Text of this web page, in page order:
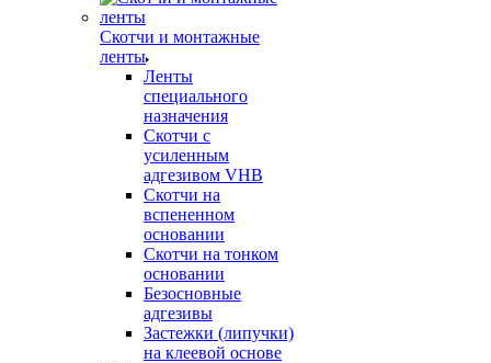
Скотчи и монтажные
ленты
Ленты
специального
назначения
Скотчи с
усиленным
адгезивом VHB
Скотчи на
вспененном
основании
Скотчи на тонком
основании
Безосновные
адгезивы
Застежки (липучки)
на клеевой основе